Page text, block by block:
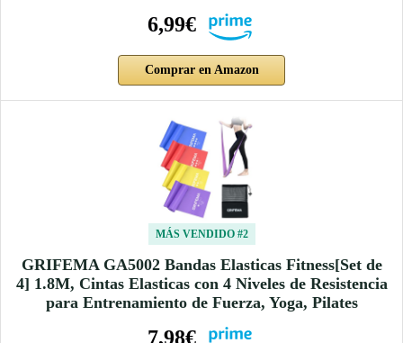
6,99€
Comprar en Amazon
MÁS VENDIDO #2
GRIFEMA GA5002 Bandas Elasticas Fitness[Set de
4] 1.8M, Cintas Elasticas con 4 Niveles de Resistencia
para Entrenamiento de Fuerza, Yoga, Pilates
7,98€